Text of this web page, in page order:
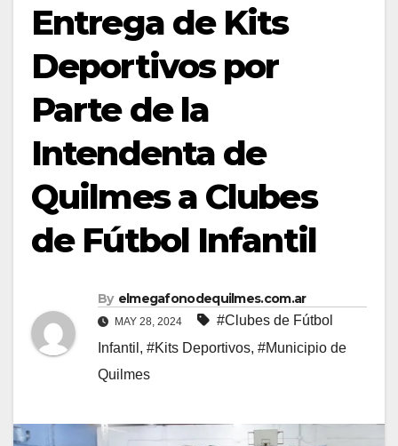
Entrega de Kits
Deportivos por
Parte de la
Intendenta de
Quilmes a Clubes
de Fútbol Infantil
By elmegafonodequilmes.com.ar
MAY 28, 2024
#Clubes de Fútbol
Infantil , #Kits Deportivos, #Municipio de
Quilmes